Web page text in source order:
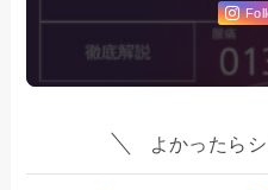
よかったら